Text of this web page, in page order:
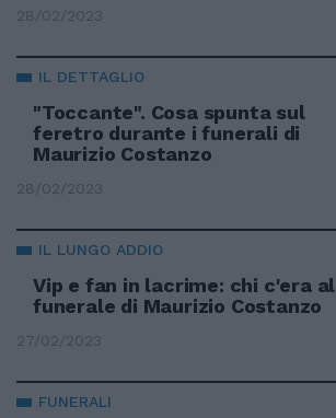
28/02/2023
IL DETTAGLIO
"Toccante". Cosa spunta sul
feretro durante i funerali di
Maurizio Costanzo
28/02/2023
IL LUNGO ADDIO
Vip e fan in lacrime: chi c'era al
funerale di Maurizio Costanzo
27/02/2023
FUNERALI